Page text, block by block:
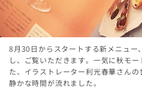
8月30日からスタートする新メニュー
し、ご覧いただきます。一気に秋モー
た、イラストレーター利光春華さん
静かな時間が流れました。